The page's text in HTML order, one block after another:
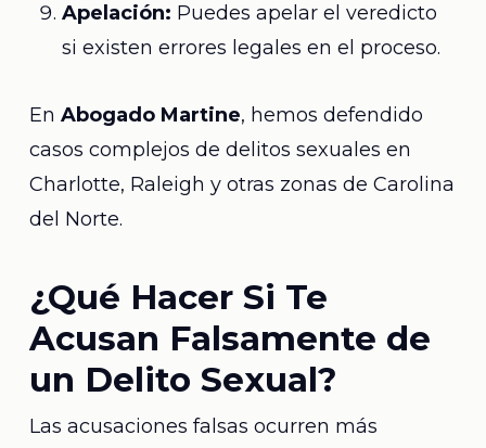
Apelación: Puedes apelar el veredicto
si existen errores legales en el proceso.
En Abogado Martine, hemos defendido
casos complejos de delitos sexuales en
Charlotte, Raleigh y otras zonas de Carolina
del Norte.
¿Qué Hacer Si Te
Acusan Falsamente de
un Delito Sexual?
Las acusaciones falsas ocurren más